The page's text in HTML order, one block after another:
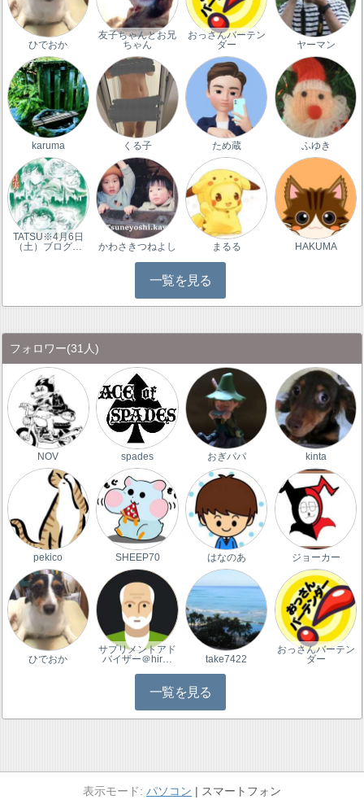
ひでおか
友子ちゃんとお兄
ちゃん
おっさんバーテン
ダー
ヤーマン
karuma くる子 ため蔵 ふゆき
TATSU※4月6日
（土）ブログ…
かわさきつねよし まるる HAKUMA
一覧を見る
フォロワー(31人)
NOV spades おぎパパ kinta
pekico SHEEP70 はなのあ ジョーカー
ひでおか
サプリメントアド
バイザー＠hir…
take7422
おっさんバーテン
ダー
一覧を見る
パソコン スマートフォン